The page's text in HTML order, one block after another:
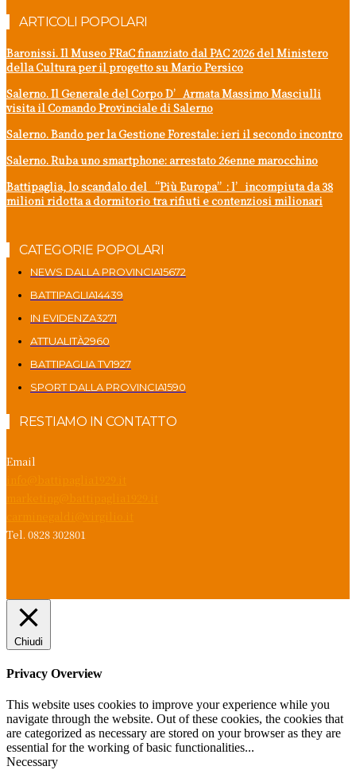
ARTICOLI POPOLARI
Baronissi. Il Museo FRaC finanziato dal PAC 2026 del Ministero
della Cultura per il progetto su Mario Persico
Salerno. Il Generale del Corpo D’Armata Massimo Masciulli
visita il Comando Provinciale di Salerno
Salerno. Bando per la Gestione Forestale: ieri il secondo incontro
Salerno. Ruba uno smartphone: arrestato 26enne marocchino
Battipaglia, lo scandalo del “Più Europa”: l’incompiuta da 38
milioni ridotta a dormitorio tra rifiuti e contenziosi milionari
CATEGORIE POPOLARI
NEWS DALLA PROVINCIA15672
BATTIPAGLIA14439
IN EVIDENZA3271
ATTUALITÀ2960
BATTIPAGLIA TV1927
SPORT DALLA PROVINCIA1590
RESTIAMO IN CONTATTO
Email
Tel. 0828 302801
Chiudi
Privacy Overview
This website uses cookies to improve your experience while you
navigate through the website. Out of these cookies, the cookies that
are categorized as necessary are stored on your browser as they are
essential for the working of basic functionalities...
Necessary